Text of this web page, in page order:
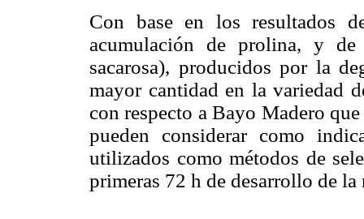
Con base en los resultados
acumulación de prolina, y de
sacarosa), producidos por la
mayor cantidad en la variedad
con respecto a Bayo Madero
pueden considerar como
utilizados como métodos de
primeras 72 h de desarrollo de la